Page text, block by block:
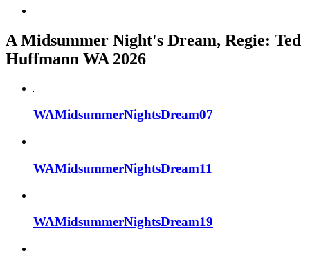
A Midsummer Night's Dream, Regie: Ted
Huffmann WA 2026
WAMidsummerNightsDream07
WAMidsummerNightsDream11
WAMidsummerNightsDream19